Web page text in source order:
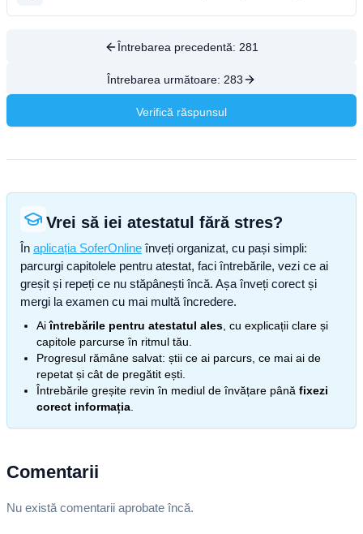
Întrebarea precedentă: 281
Întrebarea următoare: 283
Verifică răspunsul
Vrei să iei atestatul fără stres?
În aplicația SoferOnline înveți organizat, cu pași simpli:
parcurgi capitolele pentru atestat, faci întrebările, vezi ce ai
greșit și repeți ce nu stăpânești încă. Așa înveți corect și
mergi la examen cu mai multă încredere.
Aiîntrebările pentru atestatul ales , cu explicații clare și
capitole parcurse în ritmul tău.
Progresul rămâne salvat: știi ce ai parcurs, ce mai ai de
repetat și cât de pregătit ești.
Întrebările greșite revin în mediul de învățare până fixezi
corect informația
Comentarii
Nu există comentarii aprobate încă.